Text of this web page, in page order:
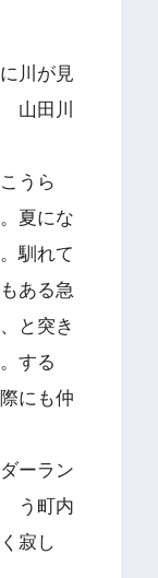
川が見
山田川
うら
夏にな
馴れて
ある急
と突き
する
にも仲
ーラン
う町内
寂し